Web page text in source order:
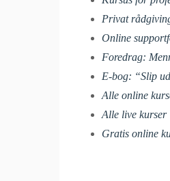
Privat
Online
Foredrag:
E-bog: “Slip
Alle online
Alle live kurser
Gratis online